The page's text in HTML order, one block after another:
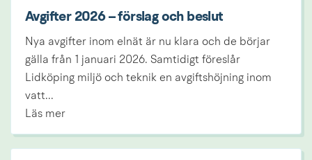
Avgifter 2026 – förslag och beslut
Nya avgifter inom elnät är nu klara och de börjar
gälla från 1 januari 2026. Samtidigt föreslår
Lidköping miljö och teknik en avgiftshöjning inom
vatt...
Läs mer